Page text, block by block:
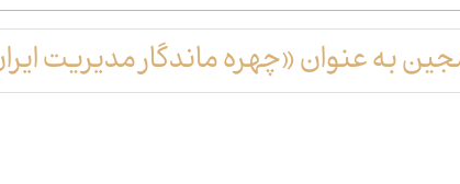
به عنوان «چهره ماندگار مدیریت